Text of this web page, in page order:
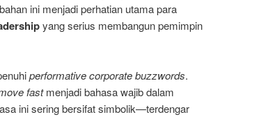
ini menjadi perhatian utama para
yang serius membangun pemimpin
performative corporate buzzwords.
fastmenjadi bahasa wajib dalam
ini sering bersifat simbolik—terdengar